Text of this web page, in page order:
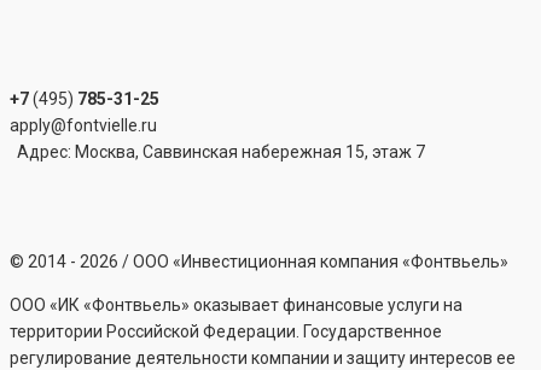
+7(495) 785-31-25
apply@fontvielle.ru
Адрес: Москва, Саввинская набережная 15, этаж 7
© 2014 - 2026 / ООО «Инвестиционная компания «Фонтвьель»
ООО «ИК «Фонтвьель» оказывает финансовые услуги на
территории Российской Федерации. Государственное
регулирование деятельности компании и защиту интересов ее